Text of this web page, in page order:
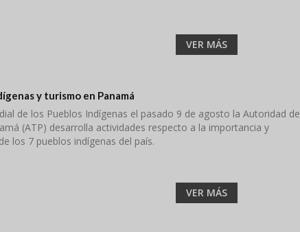
VER MÁS
y turismo en Panamá
de los Pueblos Indígenas el pasado 9 de agosto la Autoridad de
(ATP) desarrolla actividades respecto a la importancia y
los 7 pueblos indígenas del país.
VER MÁS